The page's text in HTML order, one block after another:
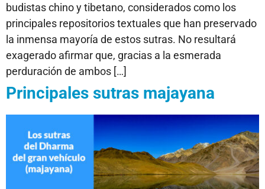
budistas chino y tibetano, considerados como los
principales repositorios textuales que han preservado
la inmensa mayoría de estos sutras. No resultará
exagerado afirmar que, gracias a la esmerada
perduración de ambos […]
Principales sutras majayana